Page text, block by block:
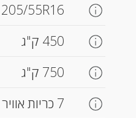
205/55R16
450 ק"ג
750 ק"ג
7 כריות אוויר